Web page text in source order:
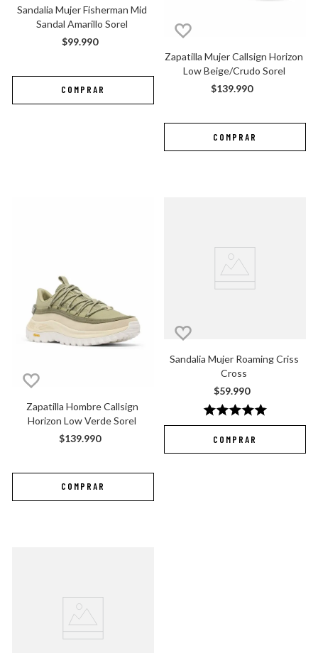
Sandalia Mujer Fisherman Mid
Sandal Amarillo Sorel
$99.990
Zapatilla Mujer Callsign Horizon
Low Beige/Crudo Sorel
$139.990
Zapatilla Hombre Callsign
Horizon Low Verde Sorel
$139.990
Sandalia Mujer Roaming Criss
Cross
$59.990
★★★★★